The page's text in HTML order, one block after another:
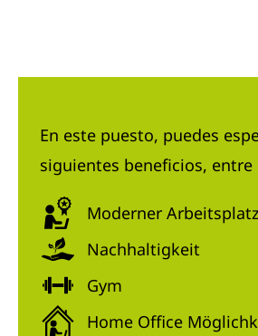
En este puesto, puedes
siguientes beneficios, entre
Moderner Arbeitsplatz
Nachhaltigkeit
Gym
Home Office